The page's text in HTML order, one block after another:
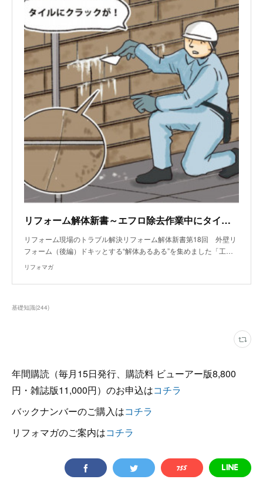
リフォーム解体新書～エフロ除去作業中にタイルのヒビを発見
リフォーム現場のトラブル解決リフォーム解体新書第18回 外壁リ
フォーム（後編）ドキッとする“解体あるある”を集めました「工…
リフォマガ
基礎知識(244)
年間購読（毎月15日発行、購読料 ビューアー版8,800
円・雑誌版11,000円）のお申込はコチラ
バックナンバーのご購入はコチラ
リフォマガのご案内はコチラ